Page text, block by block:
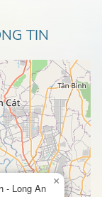
TIN
- Long An
×